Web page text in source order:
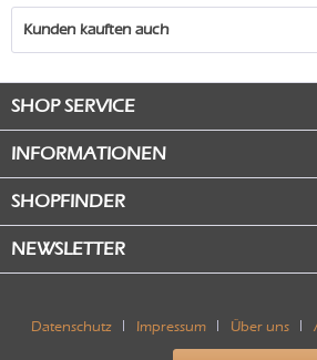
Kunden kauften auch
SHOP SERVICE
INFORMATIONEN
SHOPFINDER
NEWSLETTER
Datenschutz Impressum Über uns